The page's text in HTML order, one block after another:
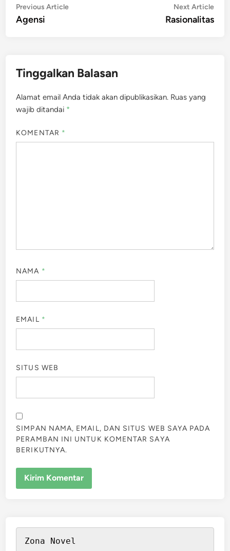
Navigasi
pos
Previous ArticlePrevious
Agensi
Next Article
Rasionalitas
Tinggalkan Balasan
Alamat email Anda tidak akan dipublikasikan. Ruas yang
wajib ditandai *
KOMENTAR *
NAMA *
EMAIL *
SITUS WEB
SIMPAN NAMA, EMAIL, DAN SITUS WEB SAYA PADA
PERAMBAN INI UNTUK KOMENTAR SAYA
BERIKUTNYA.
Zona Novel